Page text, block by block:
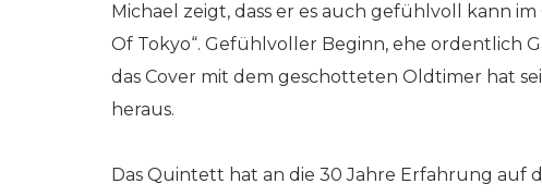
Michael zeigt, dass er es auch gefühlvoll kann
Of Tokyo“. Gefühlvoller Beginn, ehe ordentlich
das Cover mit dem geschotteten Oldtimer hat
heraus.
Das Quintett hat an die 30 Jahre Erfahrung auf